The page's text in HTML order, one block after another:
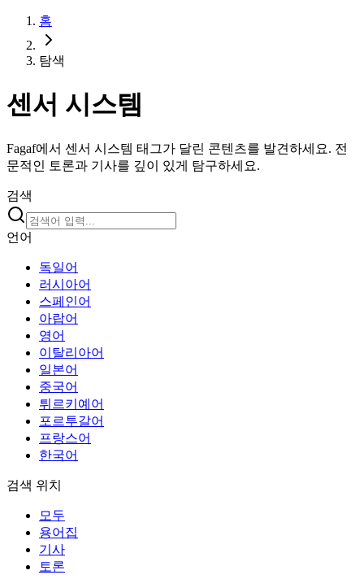
홈
탐색
센서 시스템
Fagaf에서 센서 시스템 태그가 달린 콘텐츠를 발견하세요. 전
문적인 토론과 기사를 깊이 있게 탐구하세요.
검색
언어
독일어
러시아어
스페인어
아랍어
영어
이탈리아어
일본어
중국어
튀르키예어
포르투갈어
프랑스어
한국어
검색 위치
모두
용어집
기사
토론